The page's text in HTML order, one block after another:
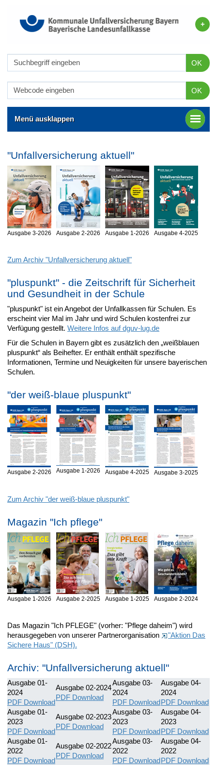
OK
OK
Menü ausklappen
"Unfallversicherung aktuell"
Ausgabe 3-2026 Ausgabe 2-2026 Ausgabe 1-2026 Ausgabe 4-2025
Zum Archiv "Unfallversicherung aktuell"
"pluspunkt" - die Zeitschrift für Sicherheit
und Gesundheit in der Schule
"pluspunkt" ist ein Angebot der Unfallkassen für Schulen. Es
erscheint vier Mal im Jahr und wird Schulen kostenfrei zur
Verfügung gestellt. Weitere Infos auf dguv-lug.de
Für die Schulen in Bayern gibt es zusätzlich den „weißblauen
pluspunkt“ als Beihefter. Er enthält enthält spezifische
Informationen, Termine und Neuigkeiten für unsere bayerischen
Schulen.
"der weiß-blaue pluspunkt"
Ausgabe 2-2026 Ausgabe 1-2026 Ausgabe 4-2025 Ausgabe 3-2025
Zum Archiv "der weiß-blaue pluspunkt"
Magazin "Ich pflege"
Ausgabe 1-2026 Ausgabe 2-2025 Ausgabe 1-2025 Ausgabe 2-2024
Das Magazin "Ich PFLEGE" (vorher: "Pflege daheim") wird
herausgegeben von unserer Partnerorganisation
"Aktion Das
Sichere Haus" (DSH).
Archiv: "Unfallversicherung aktuell"
Ausgabe 01-
2024
PDF Download
Ausgabe 02-2024
PDF Download
Ausgabe 03-
2024
PDF Download
Ausgabe 04-
2024
PDF Download
Ausgabe 01-
2023
PDF Download
Ausgabe 02-2023
PDF Download
Ausgabe 03-
2023
PDF Download
Ausgabe 04-
2023
PDF Download
Ausgabe 01-
2022
PDF Download
Ausgabe 02-2022
PDF Download
Ausgabe 03-
2022
PDF Download
Ausgabe 04-
2022
PDF Download